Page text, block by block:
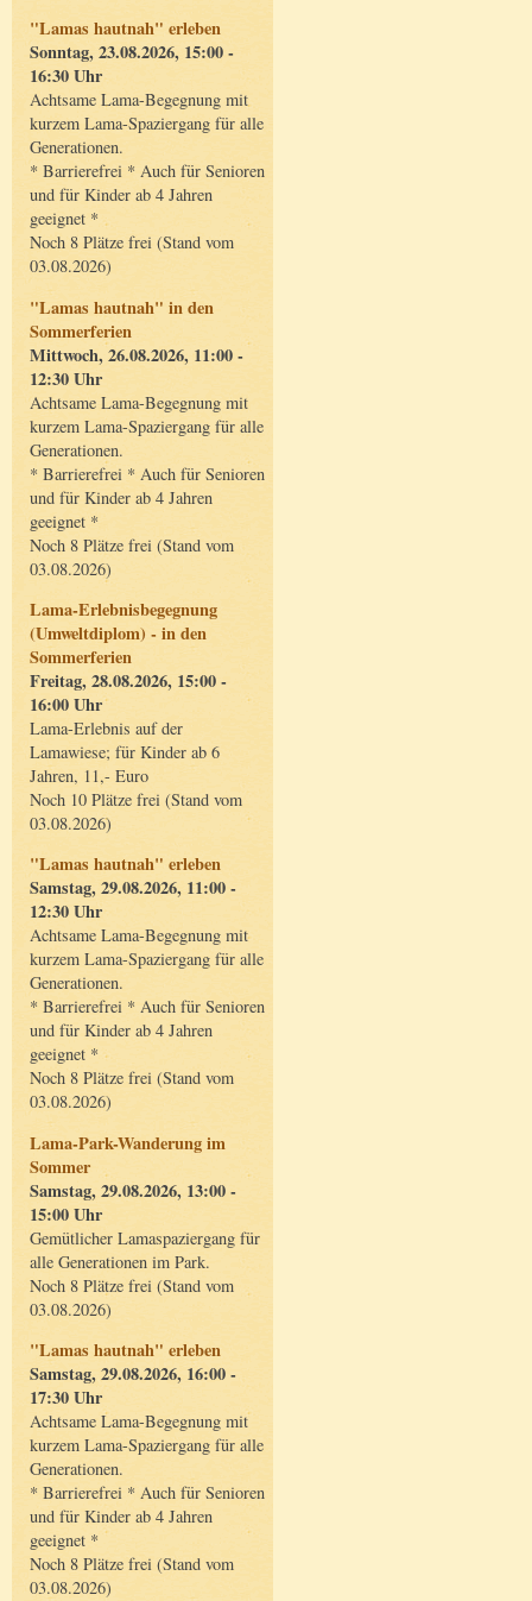
"Lamas hautnah" erleben
Sonntag, 23.08.2026, 15:00 -
16:30 Uhr
Achtsame Lama-Begegnung mit
kurzem Lama-Spaziergang für alle
Generationen.
* Barrierefrei * Auch für Senioren
und für Kinder ab 4 Jahren
geeignet *
Noch 8 Plätze frei (Stand vom
03.08.2026)
"Lamas hautnah" in den
Sommerferien
Mittwoch, 26.08.2026, 11:00 -
12:30 Uhr
Achtsame Lama-Begegnung mit
kurzem Lama-Spaziergang für alle
Generationen.
* Barrierefrei * Auch für Senioren
und für Kinder ab 4 Jahren
geeignet *
Noch 8 Plätze frei (Stand vom
03.08.2026)
Lama-Erlebnisbegegnung
(Umweltdiplom) - in den
Sommerferien
Freitag, 28.08.2026, 15:00 -
16:00 Uhr
Lama-Erlebnis auf der
Lamawiese; für Kinder ab 6
Jahren, 11,- Euro
Noch 10 Plätze frei (Stand vom
03.08.2026)
"Lamas hautnah" erleben
Samstag, 29.08.2026, 11:00 -
12:30 Uhr
Achtsame Lama-Begegnung mit
kurzem Lama-Spaziergang für alle
Generationen.
* Barrierefrei * Auch für Senioren
und für Kinder ab 4 Jahren
geeignet *
Noch 8 Plätze frei (Stand vom
03.08.2026)
Lama-Park-Wanderung im
Sommer
Samstag, 29.08.2026, 13:00 -
15:00 Uhr
Gemütlicher Lamaspaziergang für
alle Generationen im Park.
Noch 8 Plätze frei (Stand vom
03.08.2026)
"Lamas hautnah" erleben
Samstag, 29.08.2026, 16:00 -
17:30 Uhr
Achtsame Lama-Begegnung mit
kurzem Lama-Spaziergang für alle
Generationen.
* Barrierefrei * Auch für Senioren
und für Kinder ab 4 Jahren
geeignet *
Noch 8 Plätze frei (Stand vom
03.08.2026)